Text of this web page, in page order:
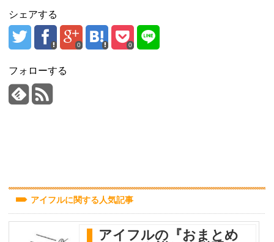
シェアする
0 0
フォローする
アイフルに関する人気記事
アイフルの『おまとめ